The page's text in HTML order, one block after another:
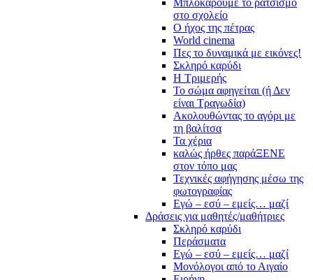
Μπλοκάρουμε το ρατσισμό
στο σχολείο
Ο ήχος της πέτρας
World cinema
Πες το δυναμικά με εικόνες!
Σκληρό καρύδι
Η Τριμερής
Το σώμα αφηγείται (ή Δεν
είναι Τραγωδία)
Ακολουθώντας το αγόρι με
τη βαλίτσα
Τα χέρια
καλώς ήρθες παράΞΕΝΕ
στον τόπο μας
Τεχνικές αφήγησης μέσω της
φωτογραφίας
Εγώ – εσύ – εμείς… μαζί
Δράσεις για μαθητές/μαθήτριες
Σκληρό καρύδι
Περάσματα
Εγώ – εσύ – εμείς… μαζί
Μονόλογοι από το Αιγαίο